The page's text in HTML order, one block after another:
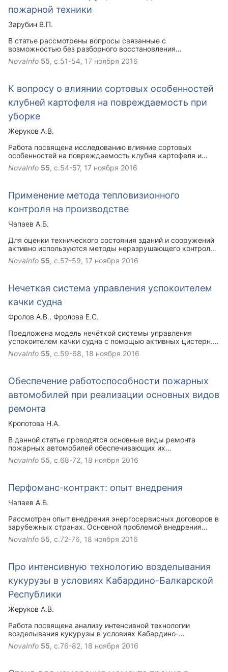
пожарной техники
Зарубин В.П.
В статье рассмотрены вопросы связанные с
возможностью без разборного восстановления
изношенных деталей пожарной техники путем применения
различного рода присадок и наполнителей.
NovaInfo 55, с.51-54, 17 ноября 2016
К вопросу о влиянии сортовых особенностей
клубней картофеля на повреждаемость при
уборке
Жеруков А.В.
Работа посвящена исследованию влияние сортовых
особенностей на повреждаемость клубня картофеля и
снижению механических повреждений при уборке
NovaInfo 55, с.54-57, 17 ноября 2016
Применение метода тепловизионного
контроля на производстве
Чапаев А.Б.
Для оценки технического состояния зданий и сооружений
активно используются методы неразрушающего контроля,
в частности, тепловизионный контроль. Рассмотрены
вопросы тепловизионного контроля зданий и сооружений.
NovaInfo 55, с.57-59, 17 ноября 2016
Нечеткая система управления успокоителем
качки судна
Фролов А.В.
Фролова Е.С.
Предложена модель нечёткой системы управления
успокоителем качки судна с помощью активных цистерн.
Определены и указаны основные параметры модели.
Произведён выбор метода дефаззификации для
NovaInfo 55, с.59-68, 18 ноября 2016
Обеспечение работоспособности пожарных
автомобилей при реализации основных видов
ремонта
Кропотова Н.А.
В данной статье проводятся основные виды ремонта
пожарных автомобилей обеспечивающих их
работоспособность.
NovaInfo 55, с.68-72, 18 ноября 2016
Перфоманс-контракт: опыт внедрения
Чапаев А.Б.
Рассмотрен опыт внедрения энергосервисных договоров в
зарубежных странах. Основной проблемой внедрения
мероприятий для реализации потенциала
энергосбережения в государственных учреждениях
мировой практики предложены различные виды
энергосервисных договоров (перфоманс-контрактов).
NovaInfo 55, с.72-76, 18 ноября 2016
Про интенсивную технологию возделывания
кукурузы в условиях Кабардино-Балкарской
Республики
Жеруков А.В.
Работа посвящена анализу интенсивной технологии
возделывания кукурузы в условиях Кабардино-
Балкарской республики и увеличению производства зерна
за счет роста его урожайности. Разработкам, связанным с
NovaInfo 55, с.76-82, 18 ноября 2016